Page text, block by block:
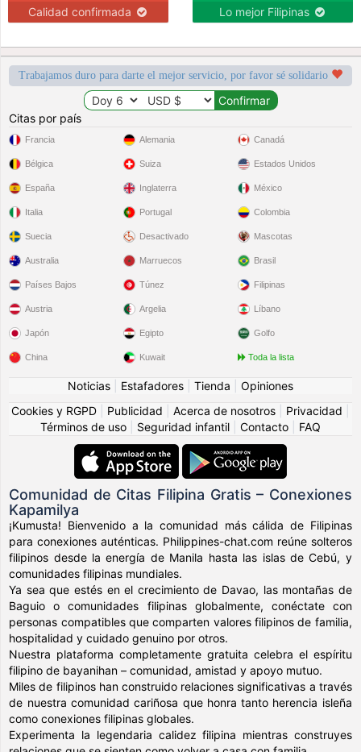
Calidad confirmada Lo mejor Filipinas
Trabajamos duro para darte el mejor servicio, por favor sé solidario
Citas por país
Francia
Bélgica
España
Italia
Suecia
Alemania
Suiza
Inglaterra
Portugal
Desactivado
Canadá
Estados Unidos
México
Colombia
Mascotas
Australia
Países Bajos
Austria
Japón
China
Marruecos
Túnez
Argelia
Egipto
Kuwait
Brasil
Filipinas
Líbano
Golfo
Toda la lista
Noticias Estafadores Tienda
Opiniones
Cookies y RGPD
Publicidad Acerca de nosotros Privacidad
Términos de uso
Seguridad infantil Contacto FAQ
Comunidad de Citas Filipina Gratis – Conexiones
Kapamilya
¡Kumusta! Bienvenido a la comunidad más cálida de Filipinas
para conexiones auténticas. Philippines-chat.com reúne solteros
filipinos desde la energía de Manila hasta las islas de Cebú, y
comunidades filipinas mundiales.
Ya sea que estés en el crecimiento de Davao, las montañas de
Baguio o comunidades filipinas globalmente, conéctate con
personas compatibles que comparten valores filipinos de familia,
hospitalidad y cuidado genuino por otros.
Nuestra plataforma completamente gratuita celebra el espíritu
filipino de bayanihan – comunidad, amistad y apoyo mutuo.
Miles de filipinos han construido relaciones significativas a través
de nuestra comunidad cariñosa que honra tanto herencia isleña
como conexiones filipinas globales.
Experimenta la legendaria calidez filipina mientras construyes